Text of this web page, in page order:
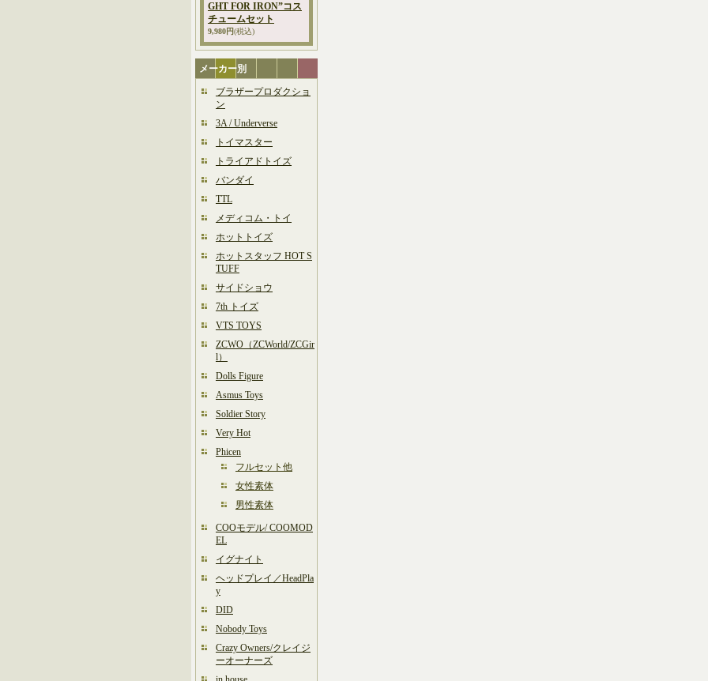
GHT FOR IRON”コス
チュームセット
9,980円(税込)
メーカー別
ブラザープロダクショ
ン
3A / Underverse
トイマスター
トライアドトイズ
バンダイ
TTL
メディコム・トイ
ホットトイズ
ホットスタッフ HOT S
TUFF
サイドショウ
7th トイズ
VTS TOYS
ZCWO（ZCWorld/ZCGir
l）
Dolls Figure
Asmus Toys
Soldier Story
Very Hot
Phicen
フルセット他
女性素体
男性素体
COOモデル/ COOMOD
EL
イグナイト
ヘッドプレイ／HeadPla
y
DID
Nobody Toys
Crazy Owners/クレイジ
ーオーナーズ